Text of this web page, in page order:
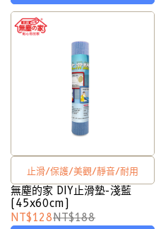
止滑/保護/美觀/靜音/耐用
無塵的家 DIY止滑墊-淺藍
(45x60cm)
NT$128NT$188